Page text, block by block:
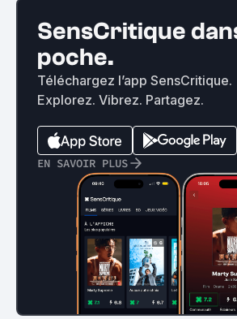
SensCritique
poche.
Téléchargez l’app SensCritique.
Explorez. Vibrez. Partagez.
EN SAVOIR PLUS